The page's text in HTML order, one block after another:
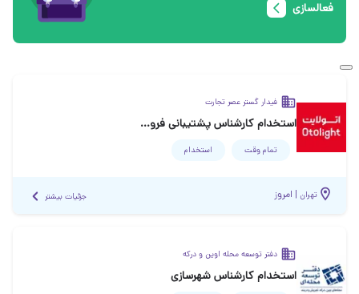
فعالسازی
فیدار گستر عصر تجارت
استخدام کارشناس پشتیبانی فروش نمایندگان
تمام وقت استخدام
تهران | امروز جزئیات بیشتر
دفتر توسعه محله اوین و درکه
استخدام کارشناس شهرسازی